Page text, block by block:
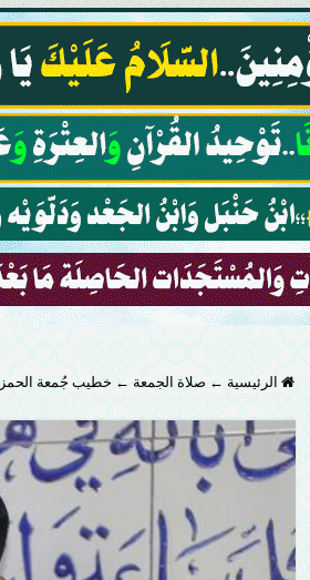
الرئيسية ← صلاة الجمعة ← خطيب جُمعة